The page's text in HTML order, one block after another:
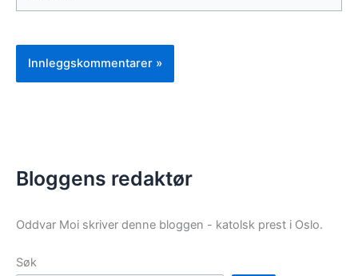
Bloggens redaktør
Oddvar Moi skriver denne bloggen - katolsk prest i Oslo.
Søk